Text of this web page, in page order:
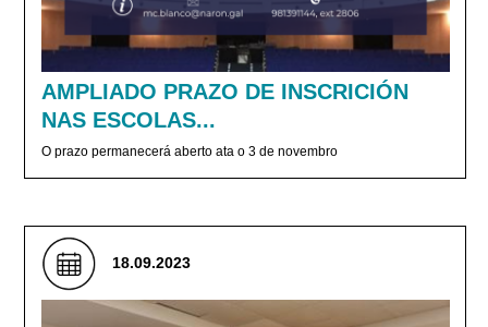
AMPLIADO PRAZO DE INSCRICIÓN
NAS ESCOLAS...
O prazo permanecerá aberto ata o 3 de novembro
18.09.2023